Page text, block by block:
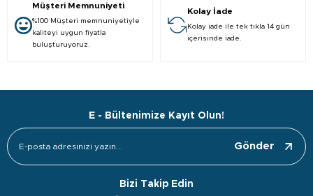
Müşteri Memnuniyeti
%100 Müşteri memnuniyetiyle
kaliteyi uygun fiyatla
buluşturuyoruz.
Kolay İade
Kolay iade ile tek tıkla 14 gün
içerisinde iade.
E - Bültenimize Kayıt Olun!
Gönder
Bizi Takip Edin